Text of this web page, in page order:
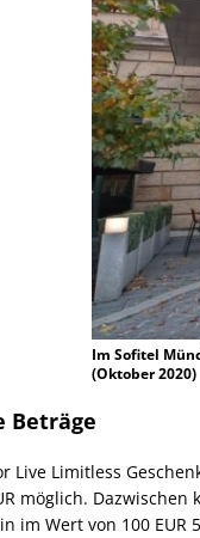
Im Sofitel
(Oktober 2020)
Beträge
Live Limitless
möglich.
im Wert von 100 EUR